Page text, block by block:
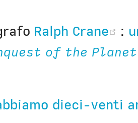
window)
Ralph Crane :
of the
dieci-venti